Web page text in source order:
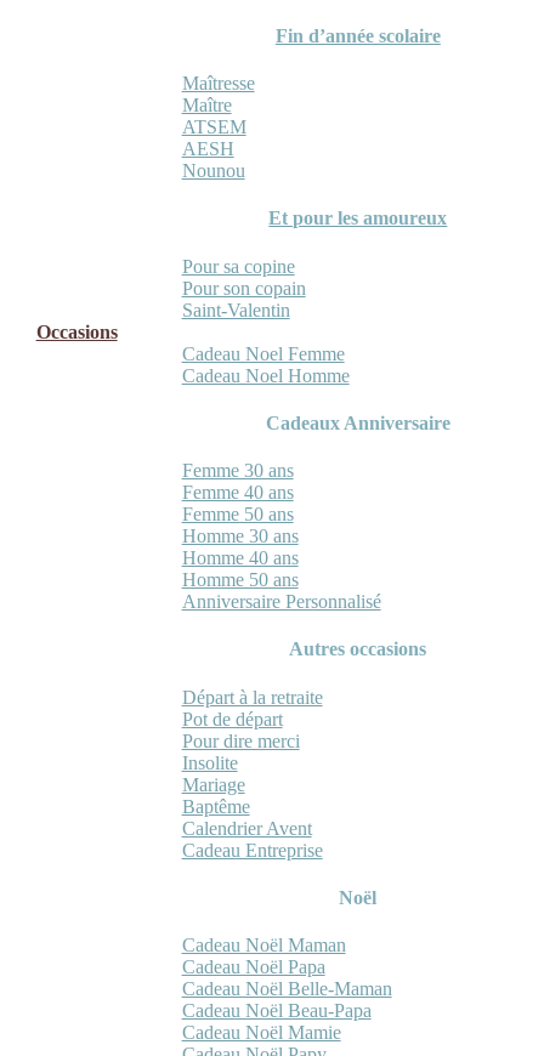
Fin d’année scolaire
Maîtresse
Maître
ATSEM
AESH
Nounou
Et pour les amoureux
Pour sa copine
Pour son copain
Saint-Valentin
Occasions
Cadeau Noel Femme
Cadeau Noel Homme
Cadeaux Anniversaire
Femme 30 ans
Femme 40 ans
Femme 50 ans
Homme 30 ans
Homme 40 ans
Homme 50 ans
Anniversaire Personnalisé
Autres occasions
Départ à la retraite
Pot de départ
Pour dire merci
Insolite
Mariage
Baptême
Calendrier Avent
Cadeau Entreprise
Noël
Cadeau Noël Maman
Cadeau Noël Papa
Cadeau Noël Belle-Maman
Cadeau Noël Beau-Papa
Cadeau Noël Mamie